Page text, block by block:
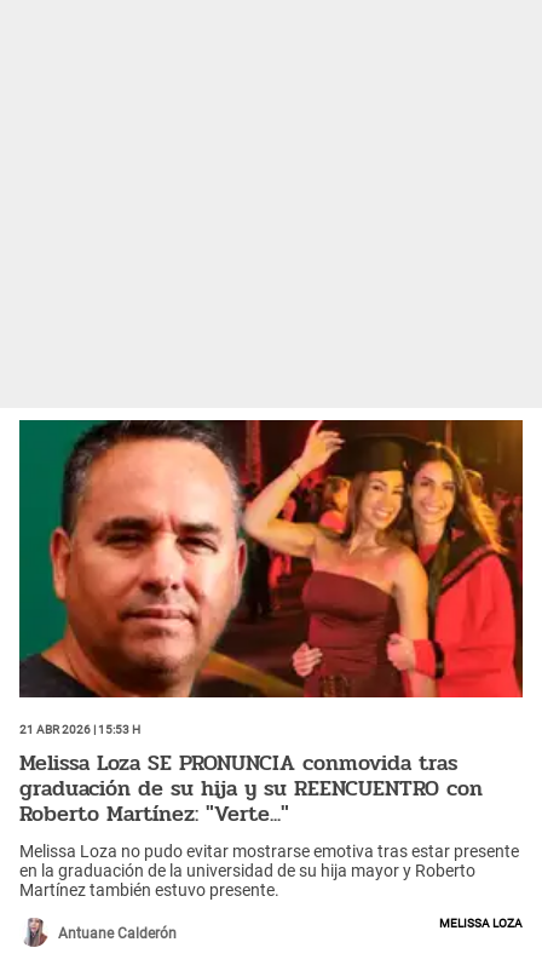
21 Abr 2026 | 15:53 h
Melissa Loza SE PRONUNCIA conmovida tras
graduación de su hija y su REENCUENTRO con
Roberto Martínez: "Verte..."
Melissa Loza no pudo evitar mostrarse emotiva tras estar presente
en la graduación de la universidad de su hija mayor y Roberto
Martínez también estuvo presente.
Antuane Calderón
Melissa Loza